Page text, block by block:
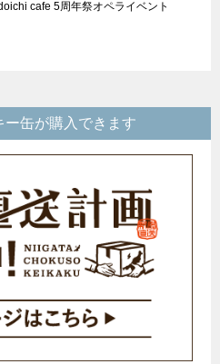
cafe 5周年祭オペライベント
缶が購入できます